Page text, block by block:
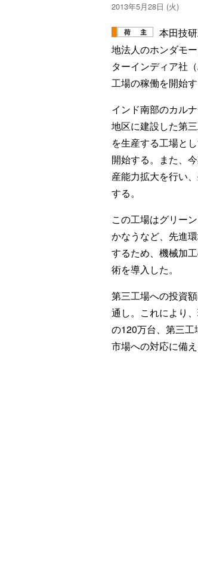
2013年5月28日 (火)
本田技
地法人のホンダモ
ターインディア社
工場の稼働を開始す
インド南部のカル
地区に建設した第
を生産する工場と
開始する。また、
産能力拡大を行い
する。
この工場はグリー
かなうなど、先進
するため、機械加
術を導入した。
第三工場への投資
通し。これにより
の120万台、第三
市場への対応に備え